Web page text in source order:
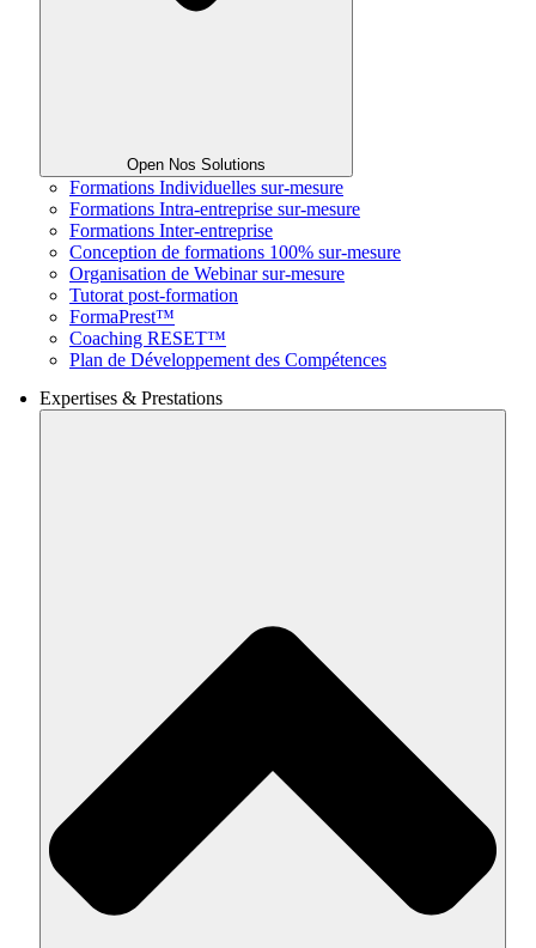
Open Nos Solutions
Formations Individuelles sur-mesure
Formations Intra-entreprise sur-mesure
Formations Inter-entreprise
Conception de formations 100% sur-mesure
Organisation de Webinar sur-mesure
Tutorat post-formation
FormaPrest™
Coaching RESET™
Plan de Développement des Compétences
Expertises & Prestations